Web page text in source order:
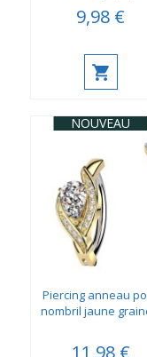
9,98 €
NOUVEAU
Piercing anneau
nombril jaune
11,98 €